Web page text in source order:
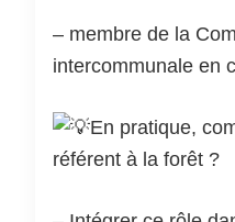
– membre de la
intercommunale en
En pratique,
référent à la forêt ?